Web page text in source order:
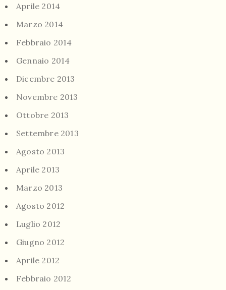
Aprile 2014
Marzo 2014
Febbraio 2014
Gennaio 2014
Dicembre 2013
Novembre 2013
Ottobre 2013
Settembre 2013
Agosto 2013
Aprile 2013
Marzo 2013
Agosto 2012
Luglio 2012
Giugno 2012
Aprile 2012
Febbraio 2012